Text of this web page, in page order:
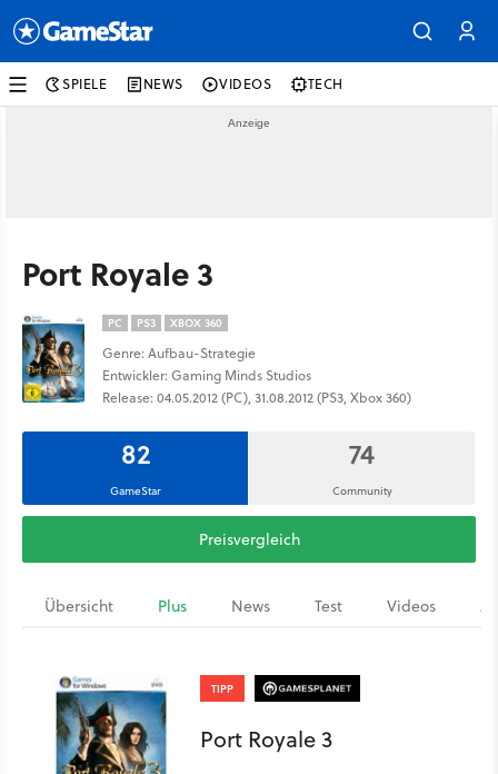
SPIELE NEWS VIDEOS TECH
Port Royale 3
PC PS3 XBOX 360
Genre: Aufbau-Strategie
Entwickler: Gaming Minds Studios
Release: 04.05.2012 (PC), 31.08.2012 (PS3, Xbox 360)
82
GameStar
74
Community
Preisvergleich
Übersicht Plus News Test Videos
TIPP
Port Royale 3